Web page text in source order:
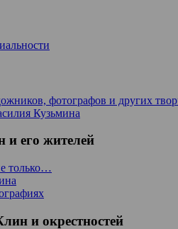
фотографов и других
Кузьмина
и его жителей
только…
и окрестностей